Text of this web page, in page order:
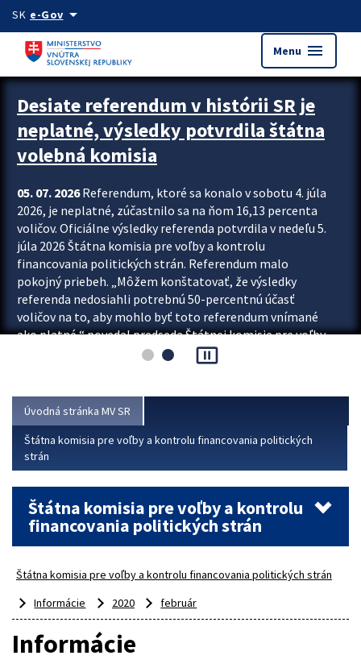
Preskocit na hlavný obsah
SK e-Govarrow_drop_down
Menu menu
Zastavit automatický posun upútavok
Desiate referendum v histórii SR je
neplatné, výsledky potvrdila štátna
volebná komisia
05. 07. 2026Referendum, ktoré sa konalo v sobotu 4. júla
2026, je neplatné, zúčastnilo sa na ňom 16,13 percenta
voličov. Oficiálne výsledky referenda potvrdila v nedeľu 5.
júla 2026 Štátna komisia pre voľby a kontrolu
financovania politických strán. Referendum malo
pokojný priebeh. „Môžem konštatovať, že výsledky
referenda nedosiahli potrebnú 50-percentnú účasť
voličov na to, aby mohlo byť toto referendum vnímané
ako platné,“ povedal predseda Štátnej komisie pre voľby
a kontrolu financovania politických...
pause_presentation
Úvodná stránka MV SR
Štátna komisia pre voľby a kontrolu financovania politických
strán
Štátna komisia pre voľby a kontrolu
financovania politických strán
Štátna komisia pre voľby a kontrolu financovania politických strán
Informácie
2020 február
Informácie